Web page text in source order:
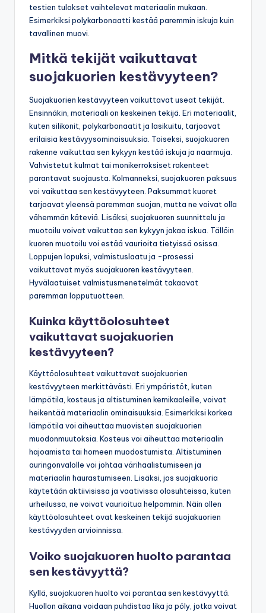
testien tulokset vaihtelevat materiaalin mukaan.
Esimerkiksi polykarbonaatti kestää paremmin iskuja kuin
tavallinen muovi.
Mitkä tekijät vaikuttavat
suojakuorien kestävyyteen?
Suojakuorien kestävyyteen vaikuttavat useat tekijät.
Ensinnäkin, materiaali on keskeinen tekijä. Eri materiaalit,
kuten silikonit, polykarbonaatit ja lasikuitu, tarjoavat
erilaisia kestävyysominaisuuksia. Toiseksi, suojakuoren
rakenne vaikuttaa sen kykyyn kestää iskuja ja naarmuja.
Vahvistetut kulmat tai monikerroksiset rakenteet
parantavat suojausta. Kolmanneksi, suojakuoren paksuus
voi vaikuttaa sen kestävyyteen. Paksummat kuoret
tarjoavat yleensä paremman suojan, mutta ne voivat olla
vähemmän käteviä. Lisäksi, suojakuoren suunnittelu ja
muotoilu voivat vaikuttaa sen kykyyn jakaa iskua. Tällöin
kuoren muotoilu voi estää vaurioita tietyissä osissa.
Loppujen lopuksi, valmistuslaatu ja -prosessi
vaikuttavat myös suojakuoren kestävyyteen.
Hyvälaatuiset valmistusmenetelmät takaavat
paremman lopputuotteen.
Kuinka käyttöolosuhteet
vaikuttavat suojakuorien
kestävyyteen?
Käyttöolosuhteet vaikuttavat suojakuorien
kestävyyteen merkittävästi. Eri ympäristöt, kuten
lämpötila, kosteus ja altistuminen kemikaaleille, voivat
heikentää materiaalin ominaisuuksia. Esimerkiksi korkea
lämpötila voi aiheuttaa muovisten suojakuorien
muodonmuutoksia. Kosteus voi aiheuttaa materiaalin
hajoamista tai homeen muodostumista. Altistuminen
auringonvalolle voi johtaa värihaalistumiseen ja
materiaalin haurastumiseen. Lisäksi, jos suojakuoria
käytetään aktiivisissa ja vaativissa olosuhteissa, kuten
urheilussa, ne voivat vaurioitua helpommin. Näin ollen
käyttöolosuhteet ovat keskeinen tekijä suojakuorien
kestävyyden arvioinnissa.
Voiko suojakuoren huolto parantaa
sen kestävyyttä?
Kyllä, suojakuoren huolto voi parantaa sen kestävyyttä.
Huollon aikana voidaan puhdistaa lika ja pöly, jotka voivat